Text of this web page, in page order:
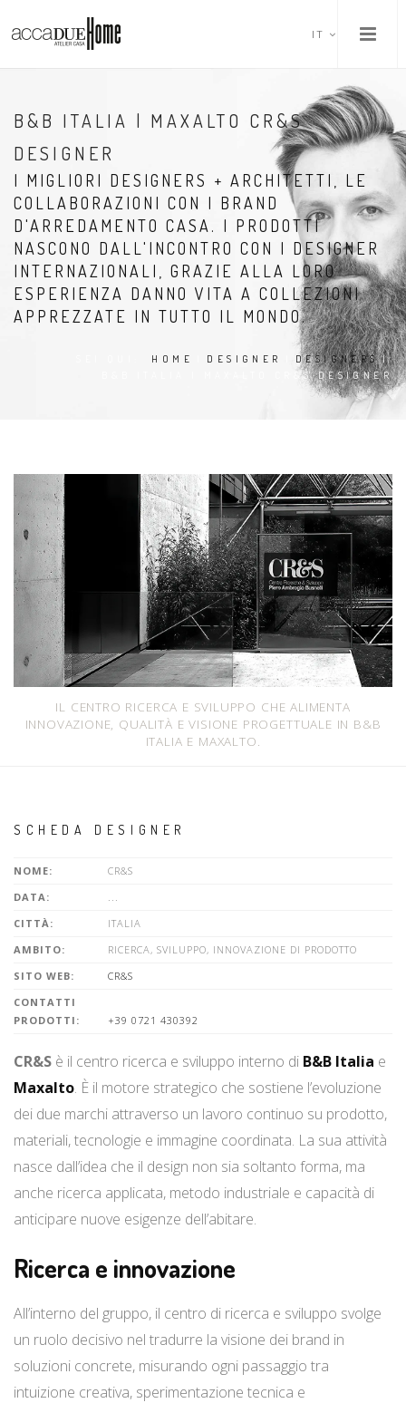
IT
B&B ITALIA | MAXALTO CR&S
DESIGNER
I MIGLIORI DESIGNERS + ARCHITETTI, LE
COLLABORAZIONI CON I BRAND
D'ARREDAMENTO CASA. I PRODOTTI
NASCONO DALL'INCONTRO CON I DESIGNER
INTERNAZIONALI, GRAZIE ALLA LORO
ESPERIENZA DANNO VITA A COLLEZIONI
APPREZZATE IN TUTTO IL MONDO.
HOME DESIGNER DESIGNERS |
B&B ITALIA | MAXALTO CR&S DESIGNER
IL CENTRO RICERCA E SVILUPPO CHE ALIMENTA
INNOVAZIONE, QUALITÀ E VISIONE PROGETTUALE IN B&B
ITALIA E MAXALTO.
SCHEDA DESIGNER
NOME:
CR&S
DATA:
CITTÀ:
ITALIA
AMBITO:
RICERCA, SVILUPPO, INNOVAZIONE DI PRODOTTO
SITO WEB:
CR&S
CONTATTI
PRODOTTI:
+39 0721 430392
CR&S è il centro ricerca e sviluppo interno di B&B Italia e
Maxalto. È il motore strategico che sostiene l’evoluzione
dei due marchi attraverso un lavoro continuo su prodotto,
materiali, tecnologie e immagine coordinata. La sua attività
nasce dall’idea che il design non sia soltanto forma, ma
anche ricerca applicata, metodo industriale e capacità di
anticipare nuove esigenze dell’abitare.
Ricerca e innovazione
All’interno del gruppo, il centro di ricerca e sviluppo svolge
un ruolo decisivo nel tradurre la visione dei brand in
soluzioni concrete, misurando ogni passaggio tra
intuizione creativa, sperimentazione tecnica e